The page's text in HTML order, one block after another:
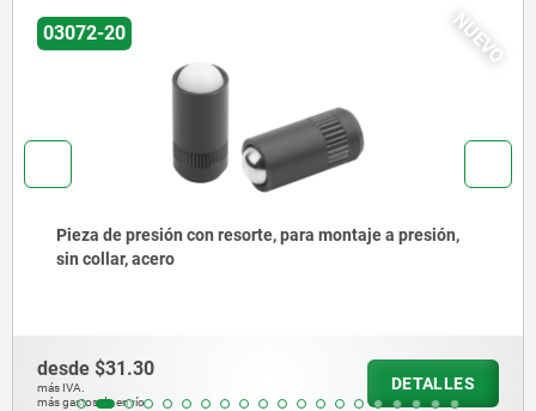
NUEVO
03071-90
Pieza de presión con resorte versión lisa, sin collar,
acero
desde$29.81
más IVA.
más gastos de envío
DETALLES